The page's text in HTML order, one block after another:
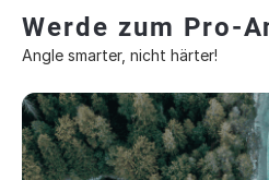
Werde zum Pro-
Angle smarter, nicht härter!